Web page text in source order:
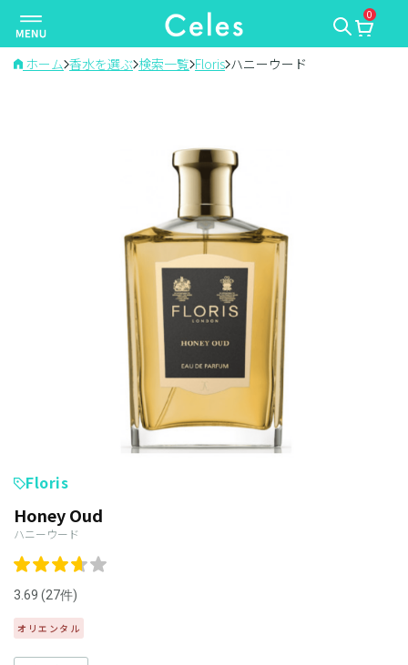
ナ
ビ
ゲ
0
ホーム 香水を選ぶ 検索一覧 Floris ハニーウード
Floris
Honey Oud
ハニーウード
3.69 (27件)
オリエンタル